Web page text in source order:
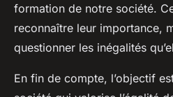
formation de notre société.
reconnaître leur importance,
questionner les inégalités
En fin de compte, l’objectif